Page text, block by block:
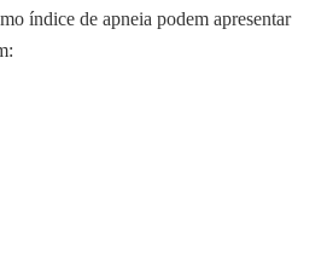
índice de apneia podem apresentar